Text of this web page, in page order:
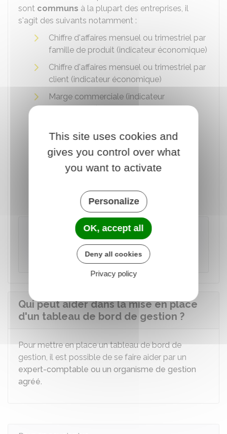
sont communs à la plupart des entreprises, il
s'agit des suivants notamment :
Chiffre d'affaires mensuel ou trimestriel par
famille de produit (indicateur économique)
Chiffre d'affaires mensuel ou trimestriel par
client (indicateur économique)
Marge commerciale (indicateur
économique)
personnel, de sous-traitance (indicateur
économique)
Délais de livraison (indicateur physique)
(indicateur physique)
À savoir
Le site Bpifrance met à disposition un
exemple de tableau de bord de gestion
Qui peut aider dans la mise en place
d'un tableau de bord de gestion ?
Pour mettre en place un tableau de bord de
gestion, il est possible de se faire aider par un
expert-comptable ou un organisme de gestion
agréé.
This site uses cookies and
gives you control over what
you want to activate
Personalize
OK, accept all
Deny all cookies
Privacy policy